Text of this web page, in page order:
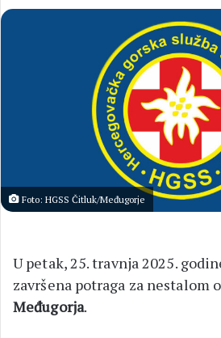
Foto: HGSS Čitluk/Međugorje
U petak, 25. travnja 2025.
završena potraga za nestalom
Međugorja.